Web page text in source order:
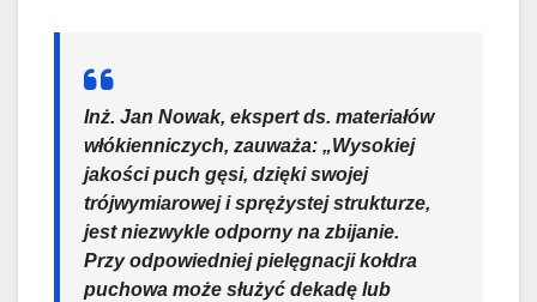
Inż. Jan Nowak, ekspert ds. materiałów
włókienniczych, zauważa: „Wysokiej
jakości puch gęsi, dzięki swojej
trójwymiarowej i sprężystej strukturze,
jest niezwykle odporny na zbijanie.
Przy odpowiedniej pielęgnacji kołdra
puchowa może służyć dekadę lub